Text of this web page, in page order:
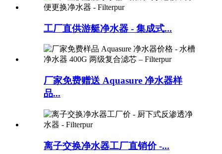
工厂直供游艇净水器 - 集成式...
厂家免费赠送 Aquasure 净水器样
品...
离子交换净水器工厂直销价 -...